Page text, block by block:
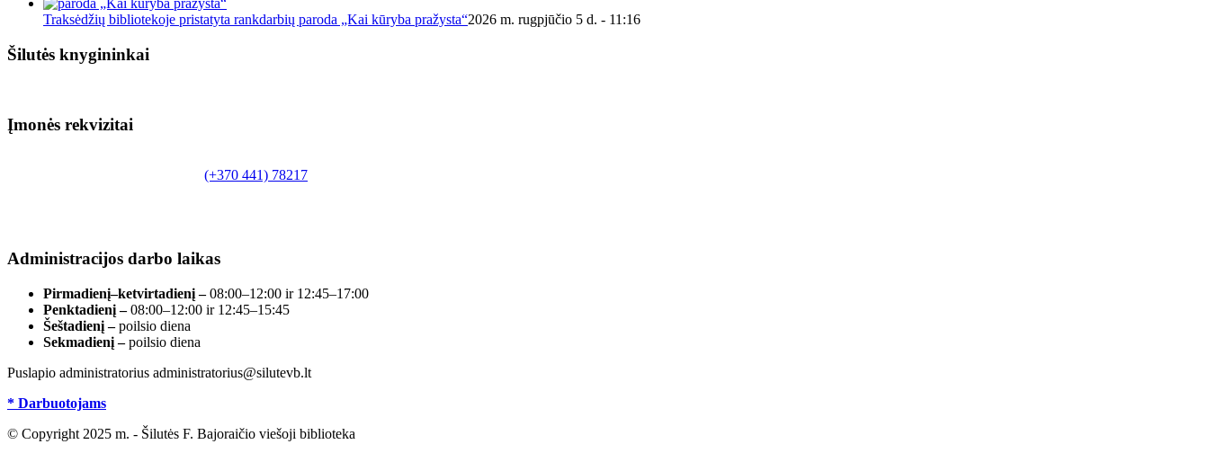
Traksėdžių bibliotekoje pristatyta rankdarbių paroda „Kai kūryba pražysta“2026 m. rugpjūčio 5 d. - 11:16
Šilutės knygininkai
Įmonės rekvizitai
(+370 441) 78217
Administracijos darbo laikas
Pirmadienį–ketvirtadienį –08:00–12:00 ir 12:45–17:00
Penktadienį –08:00–12:00 ir 12:45–15:45
Šeštadienį –poilsio diena
Sekmadienį –poilsio diena
Puslapio administratorius administratorius@silutevb.lt
* Darbuotojams
© Copyright 2025 m. - Šilutės F. Bajoraičio viešoji biblioteka